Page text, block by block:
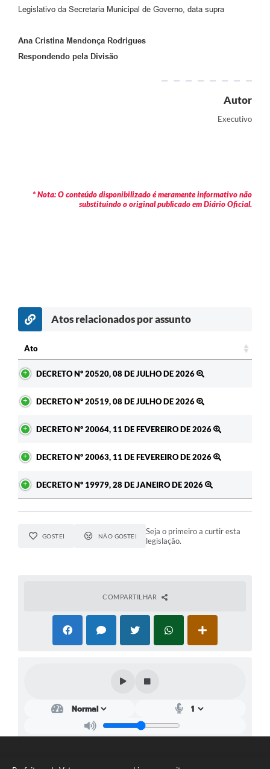
Legislativo da Secretaria Municipal de Governo, data supra
Ana Cristina Mendonça Rodrigues
Respondendo pela Divisão
Autor
Executivo
* Nota: O conteúdo disponibilizado é meramente informativo não
substituindo o original publicado em Diário Oficial.
Atos relacionados por assunto
Ato
DECRETO Nº 20520, 08 DE JULHO DE 2026
DECRETO Nº 20519, 08 DE JULHO DE 2026
DECRETO Nº 20064, 11 DE FEVEREIRO DE 2026
DECRETO Nº 20063, 11 DE FEVEREIRO DE 2026
DECRETO Nº 19979, 28 DE JANEIRO DE 2026
GOSTEI NÃO GOSTEI
Seja o primeiro a curtir esta
legislação.
COMPARTILHAR